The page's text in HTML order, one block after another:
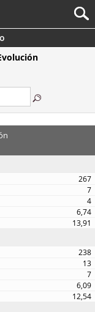
267
7
4
6,74
13,91
238
13
7
6,09
12,54